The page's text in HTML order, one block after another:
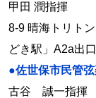
甲田 潤指揮 「
8-9 晴海トリト
どき駅」A2a出
●佐世保市民管
古谷 誠一指揮